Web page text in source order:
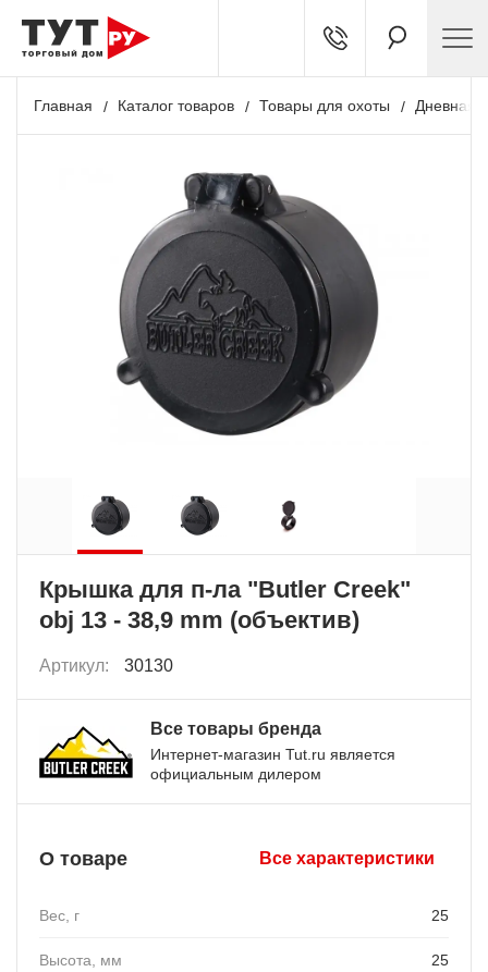
Главная Каталог товаров Товары для охоты Дневная
+ 67 бонусов
Крышка для п-ла "Butler Creek"
obj 13 - 38,9 mm (объектив)
Артикул: 30130
Все товары бренда
Интернет-магазин Tut.ru является
официальным дилером
О товаре Все характеристики
Вес, г 25
Высота, мм 25